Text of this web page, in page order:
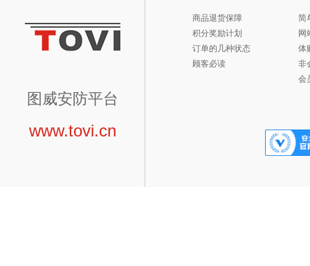
图威安防平台
www.tovi.cn
商品退货保障
积分奖励计划
订单的几种状态
顾客必读
简
网
体
非
会